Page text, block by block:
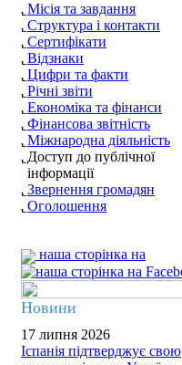
Місія та завдання
Структура і контакти
Сертифікати
Відзнаки
Цифри та факти
Річні звіти
Економіка та фінанси
Фінансова звітність
Міжнародна діяльність
Доступ до публічної
інформації
Звернення громадян
Оголошення
наша сторінка на
Новини
17 липня 2026
Іспанія підтверджує свою